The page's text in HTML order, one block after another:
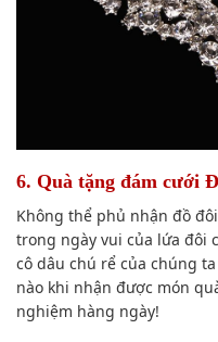
6. Quà tặng đám cưới
Không thể phủ nhận đồ
trong ngày vui của lứa đôi
cô dâu chú rể của chúng ta
nào khi nhận được món
nghiệm hàng ngày!